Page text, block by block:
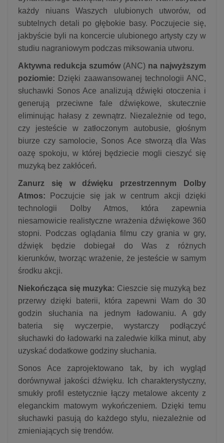
każdy niuans Waszych ulubionych utworów, od
subtelnych detali po głębokie basy. Poczujecie się,
jakbyście byli na koncercie ulubionego artysty czy w
studiu nagraniowym podczas miksowania utworu.
Aktywna redukcja szumów(ANC) na najwyższym
poziomie: Dzięki zaawansowanej technologii ANC,
słuchawki Sonos Ace analizują dźwięki otoczenia i
generują przeciwne fale dźwiękowe, skutecznie
eliminując hałasy z zewnątrz. Niezależnie od tego,
czy jesteście w zatłoczonym autobusie, głośnym
biurze czy samolocie, Sonos Ace stworzą dla Was
oazę spokoju, w której będziecie mogli cieszyć się
muzyką bez zakłóceń.
Zanurz się w dźwięku przestrzennym Dolby
Atmos: Poczujcie się jak w centrum akcji dzięki
technologii Dolby Atmos, która zapewnia
niesamowicie realistyczne wrażenia dźwiękowe 360
stopni. Podczas oglądania filmu czy grania w gry,
dźwięk będzie dobiegał do Was z różnych
kierunków, tworząc wrażenie, że jesteście w samym
środku akcji.
Niekończąca się muzyka: Cieszcie się muzyką bez
przerwy dzięki baterii, która zapewni Wam do 30
godzin słuchania na jednym ładowaniu. A gdy
bateria się wyczerpie, wystarczy podłączyć
słuchawki do ładowarki na zaledwie kilka minut, aby
uzyskać dodatkowe godziny słuchania.
Sonos Ace zaprojektowano tak, by ich wygląd
dorównywał jakości dźwięku. Ich charakterystyczny,
smukły profil estetycznie łączy metalowe akcenty z
eleganckim matowym wykończeniem. Dzięki temu
słuchawki pasują do każdego stylu, niezależnie od
zmieniających się trendów.